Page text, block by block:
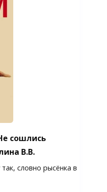
сошлись
В.В.
словно рысёнка в